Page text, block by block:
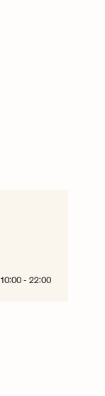
10:00- 22:00